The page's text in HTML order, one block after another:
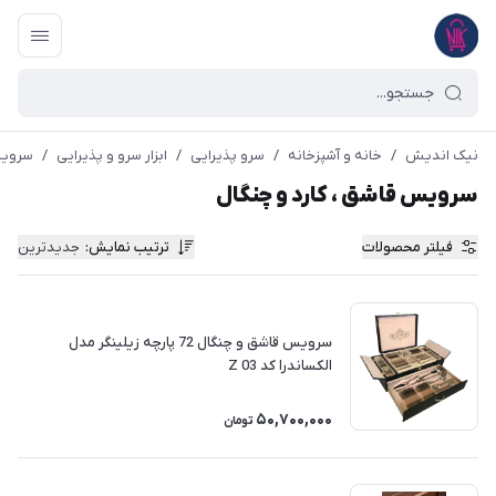
نیک اندیش / خانه و آشپزخانه / سرو پذیرایی / ابزار سرو و پذیرایی /
سرویس قاشق ، کارد و چنگال
فیلتر محصولات ترتیب نمایش: جدیدترین
سرویس قاشق و چنگال 72 پارچه زیلینگر مدل
الکساندرا کد Z 03
50,700,000 تومان